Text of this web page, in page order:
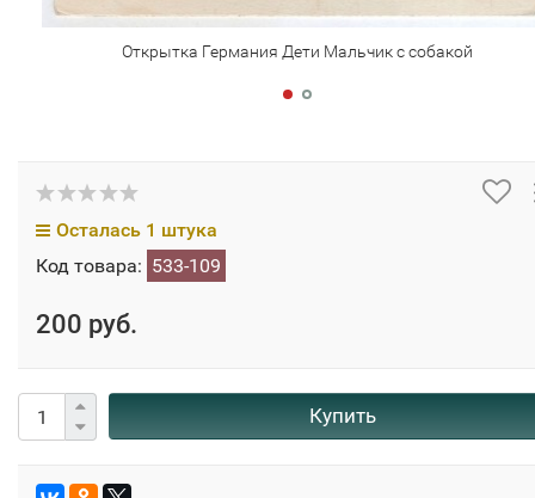
Открытка Германия Дети Мальчик с собакой
Осталась 1 штука
Код товара: 533-109
200 руб.
Купить